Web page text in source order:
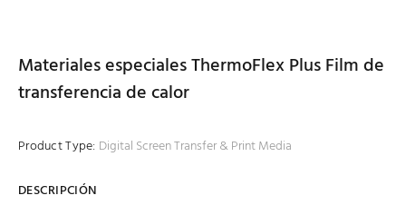
Materiales especiales ThermoFlex Plus Film de
transferencia de calor
Product Type: Digital Screen Transfer & Print Media
DESCRIPCIÓN